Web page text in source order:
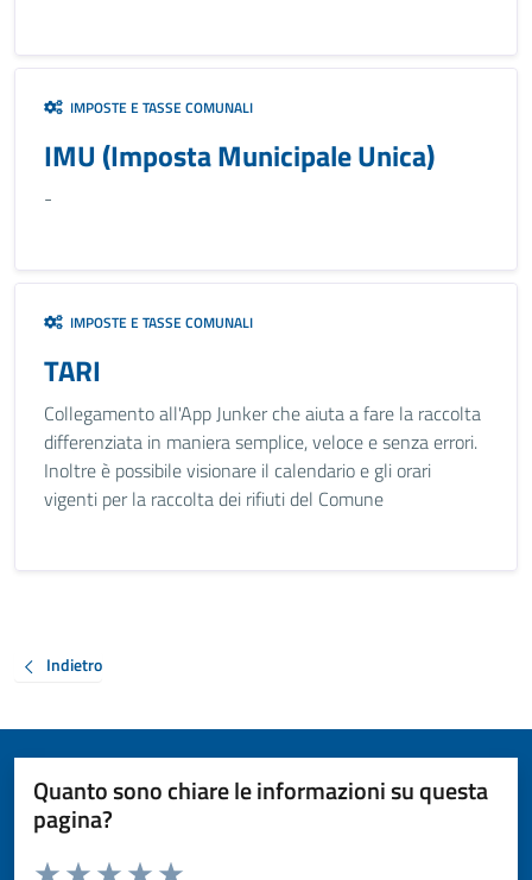
IMPOSTE E TASSE COMUNALI
IMU (Imposta Municipale Unica)
-
IMPOSTE E TASSE COMUNALI
TARI
Collegamento all'App Junker che aiuta a fare la raccolta
differenziata in maniera semplice, veloce e senza errori.
Inoltre è possibile visionare il calendario e gli orari
vigenti per la raccolta dei rifiuti del Comune
Indietro
Quanto sono chiare le informazioni su questa
pagina?
Valuta da 1 a 5 stelle la pagina